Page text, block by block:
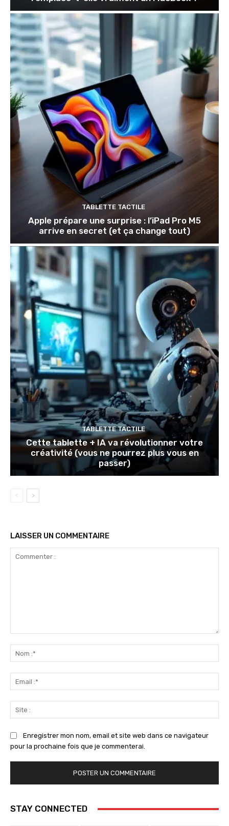
TABLETTE TACTILE
Apple prépare une surprise : l’iPad Pro M5
arrive en secret (et ça change tout)
TABLETTE TACTILE
Cette tablette + IA va révolutionner votre
créativité (vous ne pourrez plus vous en
passer)
LAISSER UN COMMENTAIRE
:*
:*
:
Enregistrer mon nom, email et site web dans ce navigateur
pour la prochaine fois que je commenterai.
STAY CONNECTED